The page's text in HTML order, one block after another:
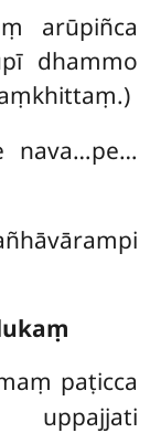
arūpiñca
dhammo
nava…pe…
paṭicca